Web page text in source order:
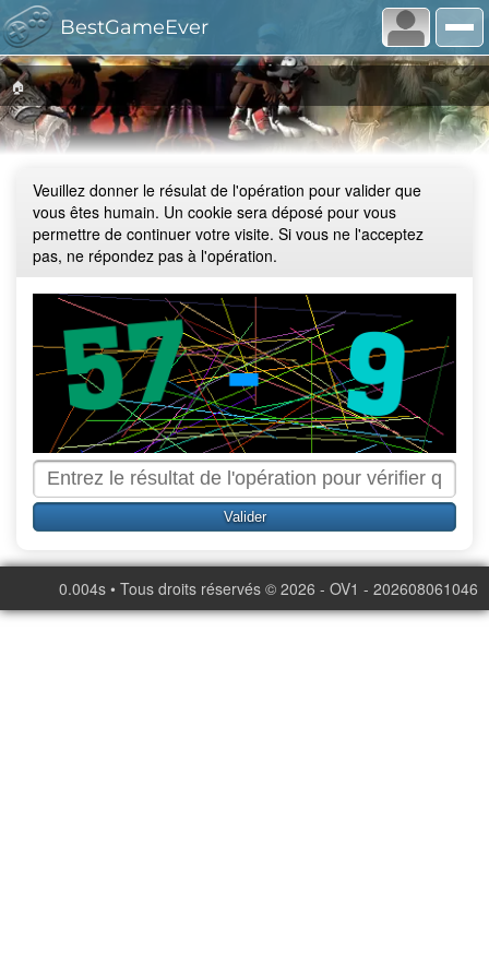
BestGameEver
🏠
Veuillez donner le résulat de l'opération pour valider que
vous êtes humain. Un cookie sera déposé pour vous
permettre de continuer votre visite. Si vous ne l'acceptez
pas, ne répondez pas à l'opération.
0.004s • Tous droits réservés © 2026 - OV1 - 202608061046